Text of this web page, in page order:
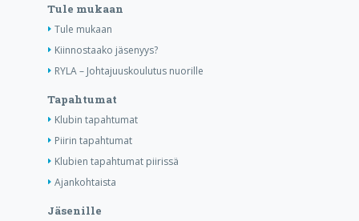
Tule mukaan
Tule mukaan
Kiinnostaako jäsenyys?
RYLA – Johtajuuskoulutus nuorille
Tapahtumat
Klubin tapahtumat
Piirin tapahtumat
Klubien tapahtumat piirissä
Ajankohtaista
Jäsenille